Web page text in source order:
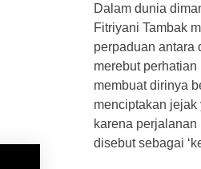
Dalam dunia
Fitriyani Tambak
perpaduan antara
merebut
membuat dirinya
menciptakan jejak
karena
disebut sebagai